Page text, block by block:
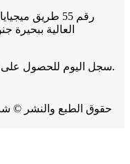
رقم 55 طريق
العالية ببحيرة
سجل اليوم للحصول على تلميحات ونصائح وأحدث أخبار المنتجات.
حقوق الطبع والنشر ©